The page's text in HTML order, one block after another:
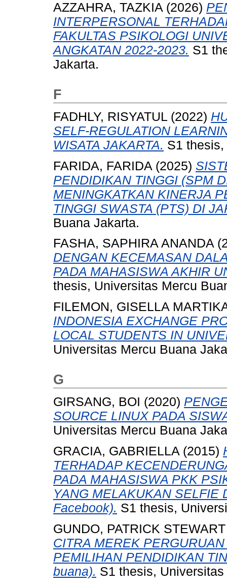
AZZAHRA, TAZKIA (2026)
INTERPERSONAL
FAKULTAS PSIKOLOGI
ANGKATAN 2022-2023. S1
Jakarta.
F
FADHLY, RISYATUL (2022)
SELF-REGULATION
WISATA JAKARTA. S1
FARIDA, FARIDA (2025)
PENDIDIKAN TINGGI (SPM
MENINGKATKAN KINERJA
TINGGI SWASTA (PTS) DI
Buana Jakarta.
FASHA, SAPHIRA ANANDA
DENGAN KECEMASAN
PADA MAHASISWA AKHIR
thesis, Universitas Mercu
FILEMON, GISELLA
INDONESIA EXCHANGE
LOCAL STUDENTS IN
Universitas Mercu Buana
G
GIRSANG, BOI (2020)
SOURCE LINUX PADA
Universitas Mercu Buana
GRACIA, GABRIELLA (2015)
TERHADAP
PADA MAHASISWA PKK
YANG MELAKUKAN SELFIE
Facebook). S1 thesis,
GUNDO, PATRICK
CITRA MEREK
PEMILIHAN PENDIDIKAN
buana). S1 thesis,